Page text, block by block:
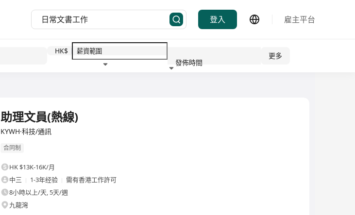
登入 雇主平台
HK$
發佈時間
更多
助理文員(熱線)
KYWH·科技/通訊
合同制
HK $13K-16K/月
中三
1-3年经验
需有香港工作許可
8小時以上/天, 5天/週
九龍灣